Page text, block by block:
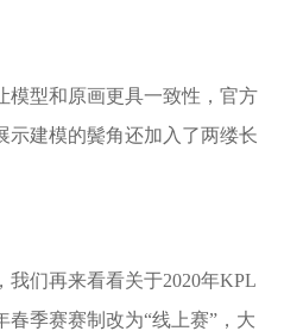
模型和原画更具一致性，官方
示建模的鬓角还加入了两缕长
我们再来看看关于2020年KPL
春季赛赛制改为“线上赛”，大